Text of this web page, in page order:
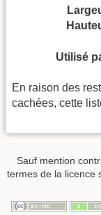
Utilisé
En raison des
cachées, cette
Sauf mention
termes de la licence